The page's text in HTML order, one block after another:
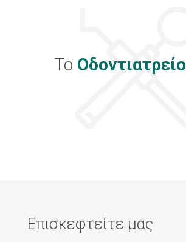
Το Οδοντιατρείο
Επισκεφτείτε μας